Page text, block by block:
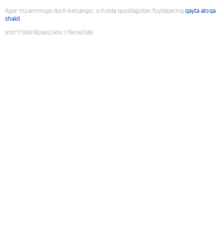
Agar muammoga duch kelsangiz, u holda quyidagidan foydalaning qayta aloqa
shakli
9187179587824652904:1786167085